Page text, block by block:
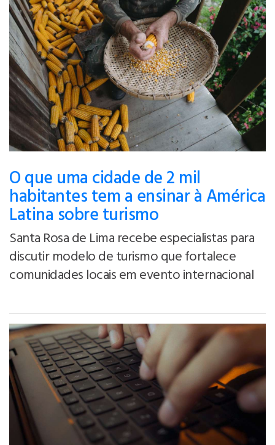
O que uma cidade de 2 mil
habitantes tem a ensinar à América
Latina sobre turismo
Santa Rosa de Lima recebe especialistas para
discutir modelo de turismo que fortalece
comunidades locais em evento internacional